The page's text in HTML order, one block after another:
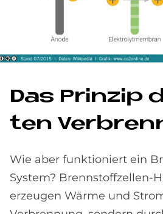
Das Prin­zip
ten
Wie aber funktioniert ein
System? Brennstoffzellen-
erzeugen Wärme und